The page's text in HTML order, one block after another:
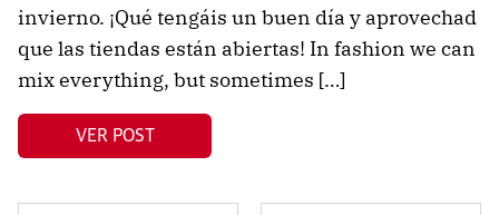
invierno. ¡Qué tengáis un buen día y aprovechad
que las tiendas están abiertas! In fashion we can
mix everything, but sometimes […]
VER POST